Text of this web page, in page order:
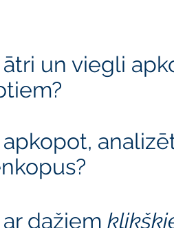
apkopot,
ātri un viegli
ar dažiem